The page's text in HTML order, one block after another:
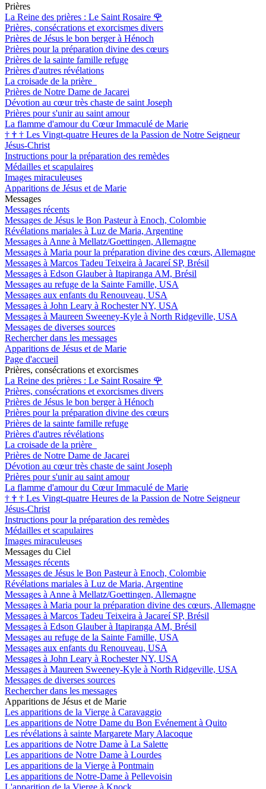
Prières
La Reine des prières : Le Saint Rosaire 🌹
Prières, consécrations et exorcismes divers
Prières de Jésus le bon berger à Hénoch
Prières pour la préparation divine des cœurs
Prières de la sainte famille refuge
Prières d'autres révélations
La croisade de la prière
Prières de Notre Dame de Jacarei
Dévotion au cœur très chaste de saint Joseph
Prières pour s'unir au saint amour
La flamme d'amour du Cœur Immaculé de Marie
† † † Les Vingt-quatre Heures de la Passion de Notre Seigneur
Jésus-Christ
Instructions pour la préparation des remèdes
Médailles et scapulaires
Images miraculeuses
Apparitions de Jésus et de Marie
Messages
Messages récents
Messages de Jésus le Bon Pasteur à Enoch, Colombie
Révélations mariales à Luz de Maria, Argentine
Messages à Anne à Mellatz/Goettingen, Allemagne
Messages à Maria pour la préparation divine des cœurs, Allemagne
Messages à Marcos Tadeu Teixeira à Jacareí SP, Brésil
Messages à Edson Glauber à Itapiranga AM, Brésil
Messages au refuge de la Sainte Famille, USA
Messages aux enfants du Renouveau, USA
Messages à John Leary à Rochester NY, USA
Messages à Maureen Sweeney-Kyle à North Ridgeville, USA
Messages de diverses sources
Rechercher dans les messages
Apparitions de Jésus et de Marie
Page d'accueil
Prières, consécrations et exorcismes
La Reine des prières : Le Saint Rosaire 🌹
Prières, consécrations et exorcismes divers
Prières de Jésus le bon berger à Hénoch
Prières pour la préparation divine des cœurs
Prières de la sainte famille refuge
Prières d'autres révélations
La croisade de la prière
Prières de Notre Dame de Jacarei
Dévotion au cœur très chaste de saint Joseph
Prières pour s'unir au saint amour
La flamme d'amour du Cœur Immaculé de Marie
† † † Les Vingt-quatre Heures de la Passion de Notre Seigneur
Jésus-Christ
Instructions pour la préparation des remèdes
Médailles et scapulaires
Images miraculeuses
Messages du Ciel
Messages récents
Messages de Jésus le Bon Pasteur à Enoch, Colombie
Révélations mariales à Luz de Maria, Argentine
Messages à Anne à Mellatz/Goettingen, Allemagne
Messages à Maria pour la préparation divine des cœurs, Allemagne
Messages à Marcos Tadeu Teixeira à Jacareí SP, Brésil
Messages à Edson Glauber à Itapiranga AM, Brésil
Messages au refuge de la Sainte Famille, USA
Messages aux enfants du Renouveau, USA
Messages à John Leary à Rochester NY, USA
Messages à Maureen Sweeney-Kyle à North Ridgeville, USA
Messages de diverses sources
Rechercher dans les messages
Apparitions de Jésus et de Marie
Les apparitions de la Vierge à Caravaggio
Les apparitions de Notre Dame du Bon Evénement à Quito
Les révélations à sainte Margarete Mary Alacoque
Les apparitions de Notre Dame à La Salette
Les apparitions de Notre Dame à Lourdes
Les apparitions de la Vierge à Pontmain
Les apparitions de Notre-Dame à Pellevoisin
L'apparition de la Vierge à Knock